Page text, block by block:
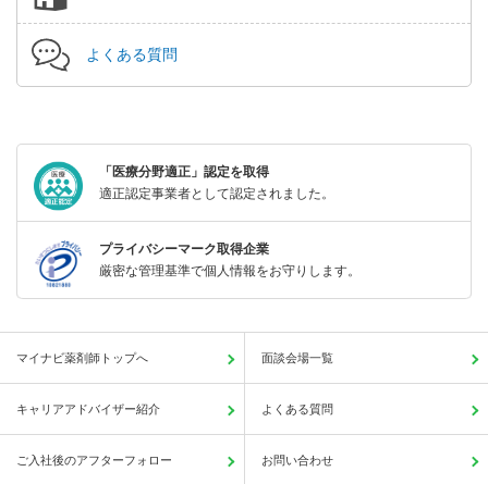
よくある質問
「医療分野適正」認定を取得
適正認定事業者として認定されました。
プライバシーマーク取得企業
厳密な管理基準で個人情報をお守りします。
マイナビ薬剤師トップへ 面談会場一覧
キャリアアドバイザー紹介 よくある質問
ご入社後のアフターフォロー お問い合わせ